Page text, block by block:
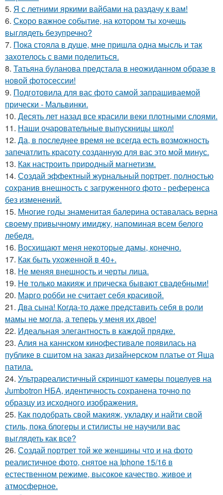
5. Я с летними яркими вайбами на раздачу к вам!
6. Скоро важное событие, на котором ты хочешь
выглядеть безупречно?
7. Пока стояла в душе, мне пришла одна мысль и так
захотелось с вами поделиться.
8. Татьяна буланова предстала в неожиданном образе в
новой фотосессии!
9. Подготовила для вас фото самой запрашиваемой
прически - Мальвинки.
10. Десять лет назад все красили веки плотными слоями.
11. Наши очаровательные выпускницы школ!
12. Да, в последнее время не всегда есть возможность
запечатлить красоту созданную для вас это мой минус.
13. Как настроить природный магнетизм.
14. Создай эффектный журнальный портрет, полностью
сохранив внешность с загруженного фото - референса
без изменений.
15. Многие годы знаменитая балерина оставалась верна
своему привычному имиджу, напоминая всем белого
лебедя.
16. Восхищают меня некоторые дамы, конечно.
17. Как быть ухоженной в 40+.
18. Не меняя внешность и черты лица.
19. He только макияж и прическа бывают свадебными!
20. Марго робби не считает себя красивой.
21. Два сына! Когда-то даже представить себя в роли
мамы не могла, а теперь у меня их двое!
22. Идеальная элегантность в каждой прядке.
23. Алия на каннском кинофестивале появилась на
публике в сшитом на заказ дизайнерском платье от Яша
патила.
24. Ультрареалистичный скриншот камеры поцелуев на
Jumbotron НБА, идентичность сохранена точно по
образцу из исходного изображения.
25. Как подобрать свой макияж, укладку и найти свой
стиль, пока блогеры и стилисты не научили вас
выглядеть как все?
26. Создай портрет той же женщины что и на фото
реалистичное фото, снятое на Iphone 15/16 в
естественном режиме, высокое качество, живое и
атмосферное.